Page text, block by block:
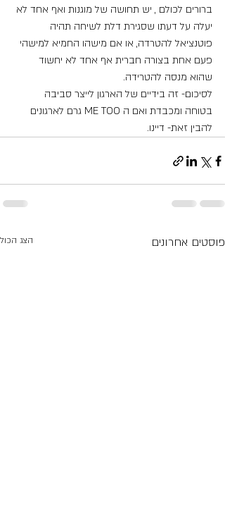
ברורים לכולם , יש תחושה של מוגנות ואף אחד לא
יעלה על דעתו שסגירת דלת לשיחה תהיה
פוטנציאל להטרדה, או אם מישהו החמיא למישהי
פעם אחת בצורה חברית אף אחד לא יחשוד
שהוא מנסה להטרידה.
לסיכום- זה בידיים של הארגון לייצר סביבה
בטוחה ומכבדת ואם ה ME TOO גרם לארגונים
להבין זאת- דיינו.
פוסטים אחרונים הצג הכול